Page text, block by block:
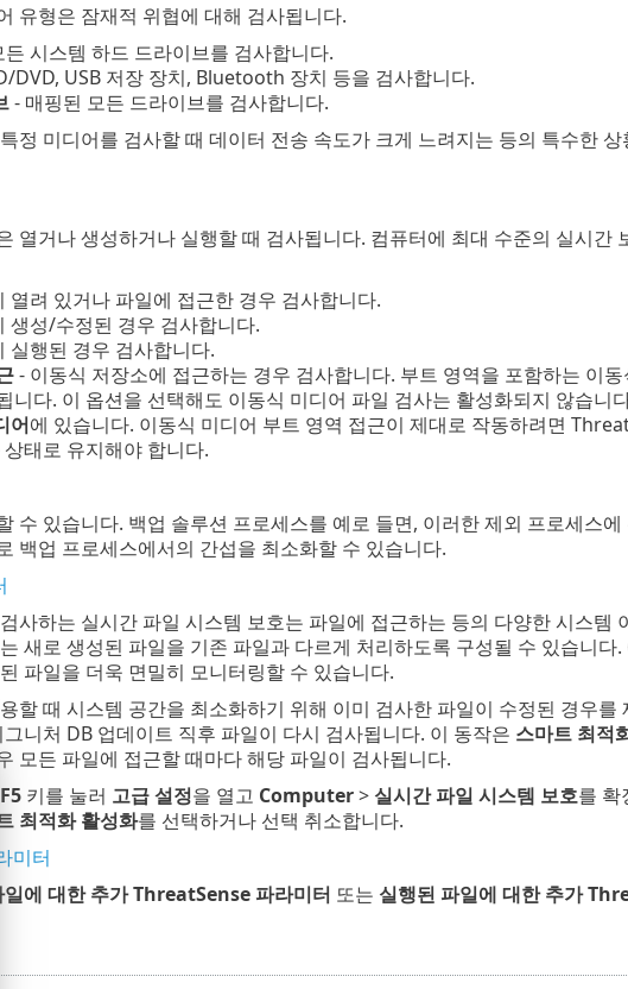
유형은 잠재적 위협에 대해 검사됩니다.
시스템 하드 드라이브를 검사합니다.
DVD, USB 저장 장치, Bluetooth 장치 등을 검사합니다.
- 매핑된 모든 드라이브를 검사합니다.
정 미디어를 검사할 때 데이터 전송 속도가 크게 느려지는 등의 특수한
열거나 생성하거나 실행할 때 검사됩니다. 컴퓨터에 최대 수준의 실시간
열려 있거나 파일에 접근한 경우 검사합니다.
생성/수정된 경우 검사합니다.
실행된 경우 검사합니다.
- 이동식 저장소에 접근하는 경우 검사합니다. 부트 영역을 포함하는 이
니다. 이 옵션을 선택해도 이동식 미디어 파일 검사는 활성화되지 않습니
어에 있습니다. 이동식 미디어 부트 영역 접근이 제대로 작동하려면
태로 유지해야 합니다.
수 있습니다. 백업 솔루션 프로세스를 예로 들면, 이러한 제외 프로세스
백업 프로세스에서의 간섭을 최소화할 수 있습니다.
사하는 실시간 파일 시스템 보호는 파일에 접근하는 등의 다양한 시스템
새로 생성된 파일을 기존 파일과 다르게 처리하도록 구성될 수 있습니다
파일을 더욱 면밀히 모니터링할 수 있습니다.
할 때 시스템 공간을 최소화하기 위해 이미 검사한 파일이 수정된 경우
니처 DB 업데이트 직후 파일이 다시 검사됩니다. 이 동작은 스마트 최적
모든 파일에 접근할 때마다 해당 파일이 검사됩니다.
F5키를 눌러 고급 설정을 열고 Computer> 실시간 파일 시스템 보호를 확
최적화 활성화를 선택하거나 선택 취소합니다.
미터
에 대한 추가 ThreatSense 파라미터 또는 실행된 파일에 대한 추가